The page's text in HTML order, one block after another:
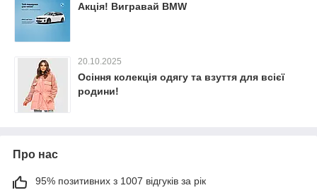
Акція! Вигравай BMW
20.10.2025
Осіння колекція одягу та взуття для всієї
родини!
Про нас
95% позитивних з 1007 відгуків за рік